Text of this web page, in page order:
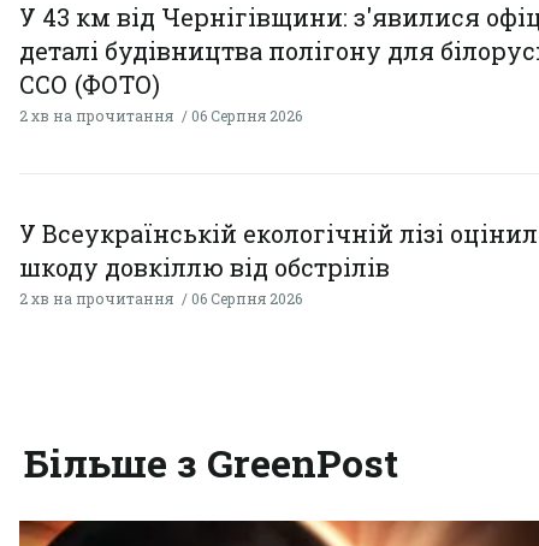
У 43 км від Чернігівщини: з'явилися
деталі будівництва полігону для
ССО (ФОТО)
2 хв на прочитання 06 Серпня 2026
У Всеукраїнській екологічній лізі
шкоду довкіллю від обстрілів
2 хв на прочитання 06 Серпня 2026
Більше з GreenPost